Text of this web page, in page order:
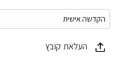
העלאת קובץ